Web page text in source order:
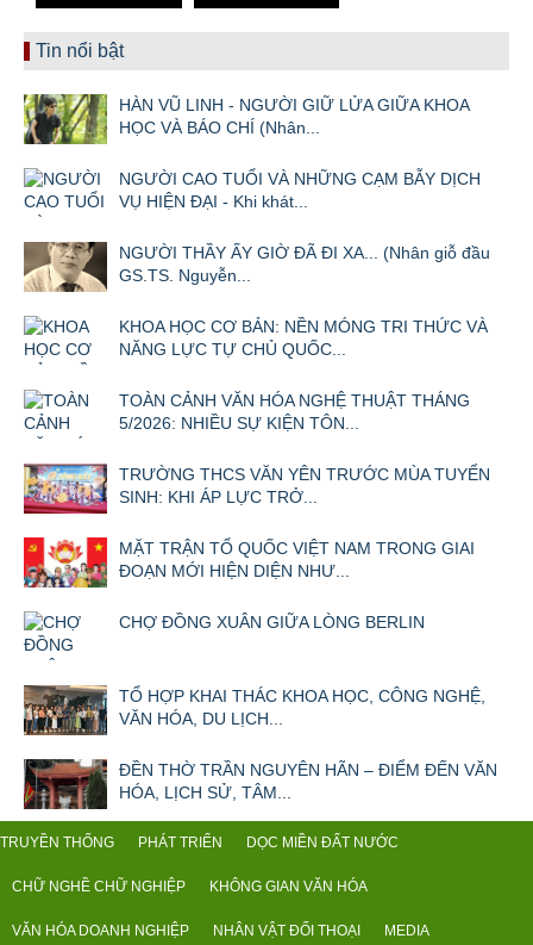
Tin nổi bật
HÀN VŨ LINH - NGƯỜI GIỮ LỬA GIỮA KHOA
HỌC VÀ BÁO CHÍ (Nhân...
NGƯỜI CAO TUỔI VÀ NHỮNG CẠM BẪY DỊCH
VỤ HIỆN ĐẠI - Khi khát...
NGƯỜI THẦY ẤY GIỜ ĐÃ ĐI XA... (Nhân giỗ đầu
GS.TS. Nguyễn...
KHOA HỌC CƠ BẢN: NỀN MÓNG TRI THỨC VÀ
NĂNG LỰC TỰ CHỦ QUỐC...
TOÀN CẢNH VĂN HÓA NGHỆ THUẬT THÁNG
5/2026: NHIỀU SỰ KIỆN TÔN...
TRƯỜNG THCS VĂN YÊN TRƯỚC MÙA TUYỂN
SINH: KHI ÁP LỰC TRỞ...
MẶT TRẬN TỔ QUỐC VIỆT NAM TRONG GIAI
ĐOẠN MỚI HIỆN DIỆN NHƯ...
CHỢ ĐỒNG XUÂN GIỮA LÒNG BERLIN
TỔ HỢP KHAI THÁC KHOA HỌC, CÔNG NGHỆ,
VĂN HÓA, DU LỊCH...
ĐỀN THỜ TRẦN NGUYÊN HÃN – ĐIỂM ĐẾN VĂN
HÓA, LỊCH SỬ, TÂM...
TRUYỀN THỐNG PHÁT TRIỂN DỌC MIỀN ĐẤT NƯỚC
CHỮ NGHỀ CHỮ NGHIỆP KHÔNG GIAN VĂN HÓA
VĂN HÓA DOANH NGHIỆP NHÂN VẬT ĐỐI THOẠI MEDIA